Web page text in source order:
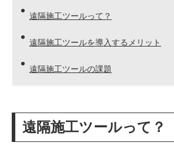
遠隔施工ツールって？
遠隔施工ツールを導入するメリット
遠隔施工ツールの課題
遠隔施工ツールって？